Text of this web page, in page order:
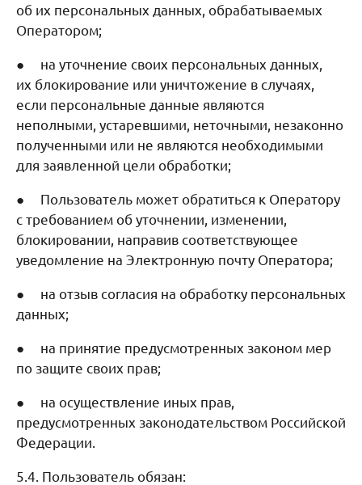
об их персональных данных, обрабатываемых
Оператором;
● на уточнение своих персональных данных,
их блокирование или уничтожение в случаях,
если персональные данные являются
неполными, устаревшими, неточными, незаконно
полученными или не являются необходимыми
для заявленной цели обработки;
● Пользователь может обратиться к Оператору
с требованием об уточнении, изменении,
блокировании, направив соответствующее
уведомление на Электронную почту Оператора;
● на отзыв согласия на обработку персональных
данных;
● на принятие предусмотренных законом мер
по защите своих прав;
● на осуществление иных прав,
предусмотренных законодательством Российской
Федерации.
5.4. Пользователь обязан: